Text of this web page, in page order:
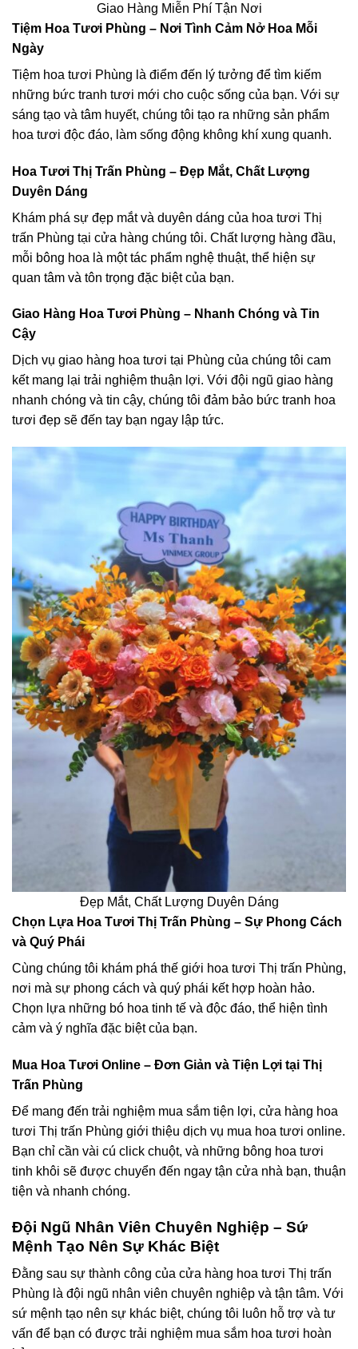
Giao Hàng Miễn Phí Tận Nơi
Tiệm Hoa Tươi Phùng – Nơi Tình Cảm Nở Hoa Mỗi
Ngày
Tiệm hoa tươi Phùng là điểm đến lý tưởng để tìm kiếm
những bức tranh tươi mới cho cuộc sống của bạn. Với sự
sáng tạo và tâm huyết, chúng tôi tạo ra những sản phẩm
hoa tươi độc đáo, làm sống động không khí xung quanh.
Hoa Tươi Thị Trấn Phùng – Đẹp Mắt, Chất Lượng
Duyên Dáng
Khám phá sự đẹp mắt và duyên dáng của hoa tươi Thị
trấn Phùng tại cửa hàng chúng tôi. Chất lượng hàng đầu,
mỗi bông hoa là một tác phẩm nghệ thuật, thể hiện sự
quan tâm và tôn trọng đặc biệt của bạn.
Giao Hàng Hoa Tươi Phùng – Nhanh Chóng và Tin
Cậy
Dịch vụ giao hàng hoa tươi tại Phùng của chúng tôi cam
kết mang lại trải nghiệm thuận lợi. Với đội ngũ giao hàng
nhanh chóng và tin cậy, chúng tôi đảm bảo bức tranh hoa
tươi đẹp sẽ đến tay bạn ngay lập tức.
Đẹp Mắt, Chất Lượng Duyên Dáng
Chọn Lựa Hoa Tươi Thị Trấn Phùng – Sự Phong Cách
và Quý Phái
Cùng chúng tôi khám phá thế giới hoa tươi Thị trấn Phùng,
nơi mà sự phong cách và quý phái kết hợp hoàn hảo.
Chọn lựa những bó hoa tinh tế và độc đáo, thể hiện tình
cảm và ý nghĩa đặc biệt của bạn.
Mua Hoa Tươi Online – Đơn Giản và Tiện Lợi tại Thị
Trấn Phùng
Để mang đến trải nghiệm mua sắm tiện lợi, cửa hàng hoa
tươi Thị trấn Phùng giới thiệu dịch vụ mua hoa tươi online.
Bạn chỉ cần vài cú click chuột, và những bông hoa tươi
tinh khôi sẽ được chuyển đến ngay tận cửa nhà bạn, thuận
tiện và nhanh chóng.
Đội Ngũ Nhân Viên Chuyên Nghiệp – Sứ
Mệnh Tạo Nên Sự Khác Biệt
Đằng sau sự thành công của cửa hàng hoa tươi Thị trấn
Phùng là đội ngũ nhân viên chuyên nghiệp và tận tâm. Với
sứ mệnh tạo nên sự khác biệt, chúng tôi luôn hỗ trợ và tư
vấn để bạn có được trải nghiệm mua sắm hoa tươi hoàn